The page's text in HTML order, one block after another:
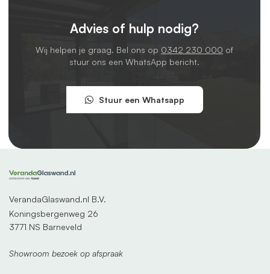
Advies of hulp nodig?
Wij helpen je graag. Bel ons op 0342 230 000 of
stuur ons een WhatsApp bericht.
Stuur een Whatsapp
VerandaGlaswand.nl B.V.
Koningsbergenweg 26
3771 NS Barneveld
Showroom bezoek op afspraak